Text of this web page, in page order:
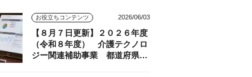
お役立ちコンテンツ 2026/06/03
【８月７日更新】２０２６年度
（令和８年度） 介護テクノロ
ジー関連補助事業 都道府県の